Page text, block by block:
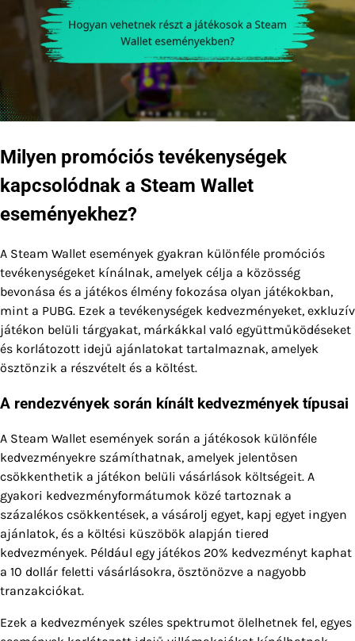
Milyen promóciós tevékenységek
kapcsolódnak a Steam Wallet
eseményekhez?
A Steam Wallet események gyakran különféle promóciós
tevékenységeket kínálnak, amelyek célja a közösség
bevonása és a játékos élmény fokozása olyan játékokban,
mint a PUBG. Ezek a tevékenységek kedvezményeket, exkluzív
játékon belüli tárgyakat, márkákkal való együttműködéseket
és korlátozott idejű ajánlatokat tartalmaznak, amelyek
ösztönzik a részvételt és a költést.
A rendezvények során kínált kedvezmények típusai
A Steam Wallet események során a játékosok különféle
kedvezményekre számíthatnak, amelyek jelentősen
csökkenthetik a játékon belüli vásárlások költségeit. A
gyakori kedvezményformátumok közé tartoznak a
százalékos csökkentések, a vásárolj egyet, kapj egyet ingyen
ajánlatok, és a költési küszöbök alapján tiered
kedvezmények. Például egy játékos 20% kedvezményt kaphat
a 10 dollár feletti vásárlásokra, ösztönözve a nagyobb
tranzakciókat.
Ezek a kedvezmények széles spektrumot ölelhetnek fel, egyes